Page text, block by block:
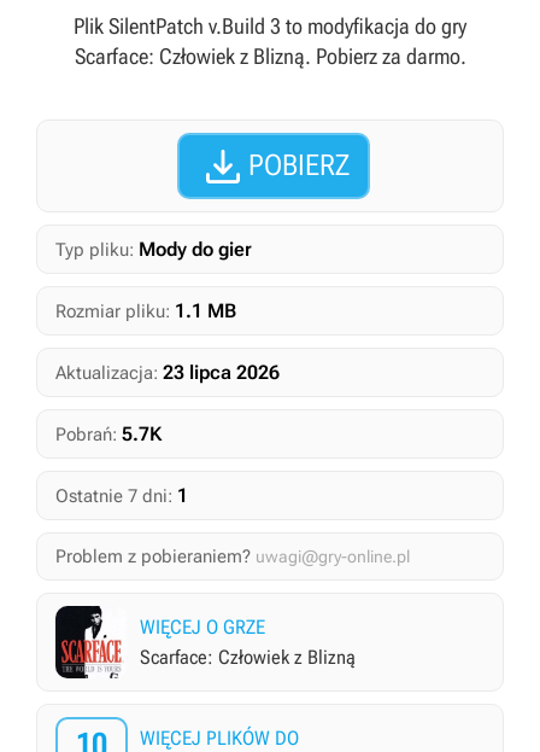
Plik SilentPatch v.Build 3 to modyfikacja do gry
Scarface: Człowiek z Blizną. Pobierz za darmo.
 POBIERZ
Typ pliku: Mody do gier
Rozmiar pliku: 1.1 MB
Aktualizacja: 23 lipca 2026
Pobrań: 5.7K
Ostatnie 7 dni: 1
Problem z pobieraniem? uwagi@gry-online.pl
WIĘCEJ O GRZE
Scarface: Człowiek z Blizną
WIĘCEJ PLIKÓW DO